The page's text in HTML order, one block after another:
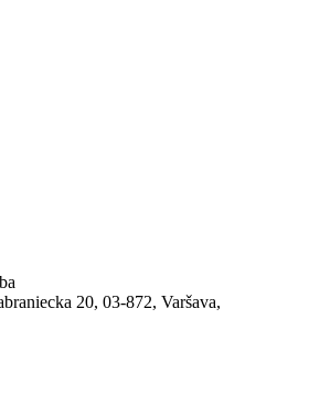
20, 03-872, Varšava,